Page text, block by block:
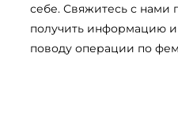
себе. Свяжитесь с нами
получить информацию
поводу операции по